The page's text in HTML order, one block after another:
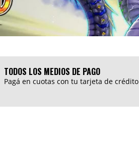
TODOS LOS MEDIOS DE PAGO
Pagá en cuotas con tu tarjeta de crédito